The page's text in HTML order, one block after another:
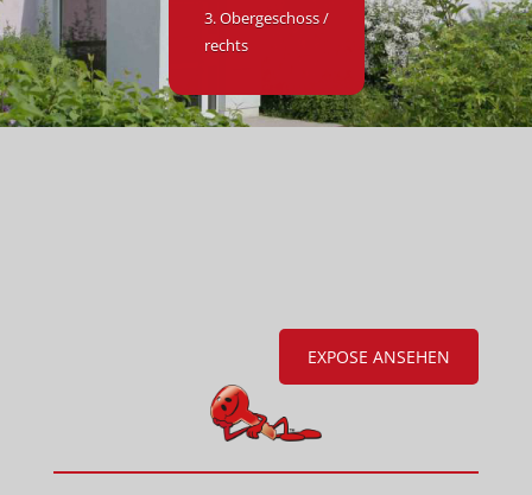
3. Obergeschoss /
rechts
EXPOSE ANSEHEN